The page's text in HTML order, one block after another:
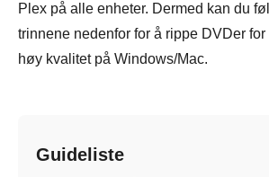
Plex på alle enheter. Dermed kan du
trinnene nedenfor for å rippe DVDer for
høy kvalitet på Windows/Mac.
Guideliste